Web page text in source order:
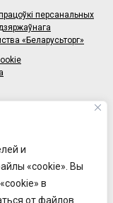
и
«cookie». Вы
в
от файлов
персанальных
«Беларусьторг»